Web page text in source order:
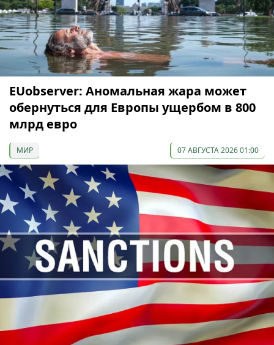
EUobserver: Аномальная жара может
обернуться для Европы ущербом в 800
млрд евро
МИР 07 АВГУСТА 2026 01:00